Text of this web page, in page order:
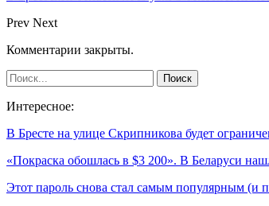
Prev Next
Комментарии закрыты.
Интересное:
В Бресте на улице Скрипникова будет
«Покраска обошлась в $3 200». В Беларуси
Этот пароль снова стал самым популярным (и